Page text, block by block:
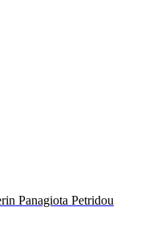
Panagiota Petridou